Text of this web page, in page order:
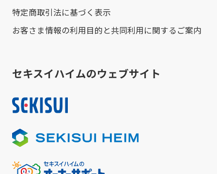
特定商取引法に基づく表示
お客さま情報の利用目的と共同利用に関するご案内
セキスイハイムのウェブサイト